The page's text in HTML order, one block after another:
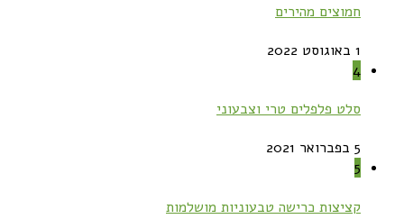
חמוצים מהירים
1 באוגוסט 2022
4
סלט פלפלים טרי וצבעוני
5 בפברואר 2021
5
קציצות כרישה טבעוניות מושלמות